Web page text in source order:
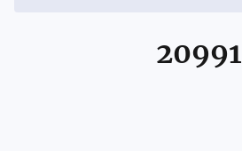
20991